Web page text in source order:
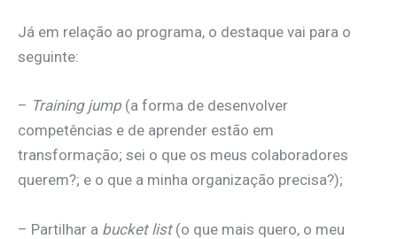
Já em relação ao programa, o destaque vai para o
seguinte:
– Training jump (a forma de desenvolver
competências e de aprender estão em
transformação; sei o que os meus colaboradores
querem?; e o que a minha organização precisa?);
– Partilhar a bucket list(o que mais quero, o meu